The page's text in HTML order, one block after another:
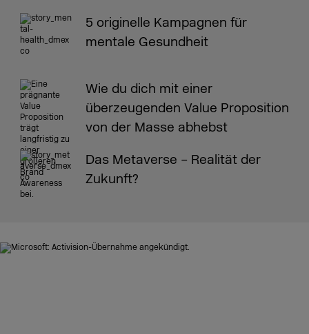
5 originelle Kampagnen für
mentale Gesundheit
Wie du dich mit einer
überzeugenden Value Proposition
von der Masse abhebst
Das Metaverse – Realität der
Zukunft?